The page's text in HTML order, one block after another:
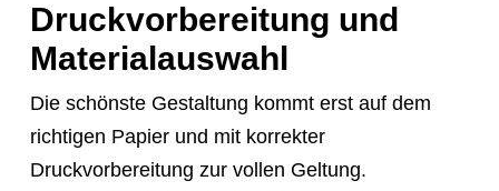
Druckvorbereitung und
Materialauswahl
Die schönste Gestaltung kommt erst auf dem
richtigen Papier und mit korrekter
Druckvorbereitung zur vollen Geltung.